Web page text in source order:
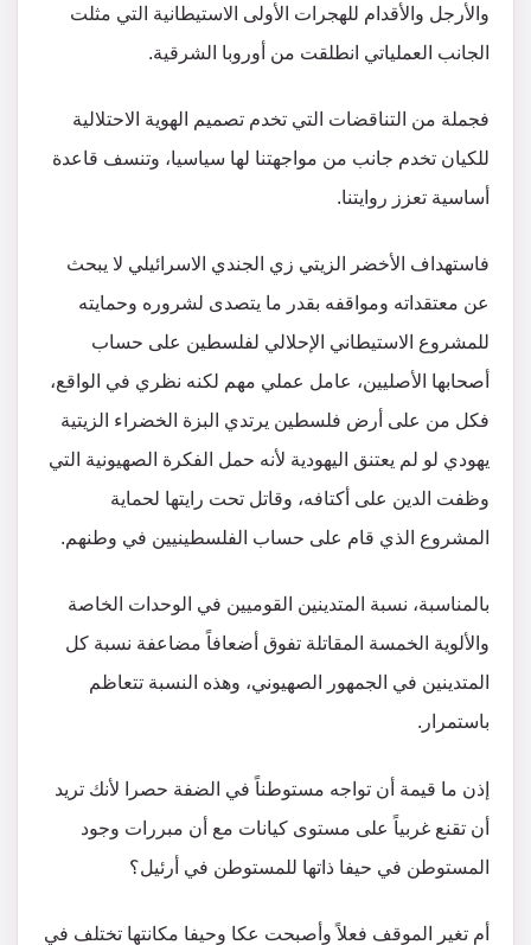
والأرجل والأقدام للهجرات الأولى الاستيطانية التي مثلت
الجانب العملياتي انطلقت من أوروبا الشرقية.
فجملة من التناقضات التي تخدم تصميم الهوية الاحتلالية
للكيان تخدم جانب من مواجهتنا لها سياسيا، وتنسف قاعدة
أساسية تعزز روايتنا.
فاستهداف الأخضر الزيتي زي الجندي الاسرائيلي لا يبحث
عن معتقداته ومواقفه بقدر ما يتصدى لشروره وحمايته
للمشروع الاستيطاني الإحلالي لفلسطين على حساب
أصحابها الأصليين، عامل عملي مهم لكنه نظري في الواقع،
فكل من على أرض فلسطين يرتدي البزة الخضراء الزيتية
يهودي لو لم يعتنق اليهودية لأنه حمل الفكرة الصهيونية التي
وظفت الدين على أكتافه، وقاتل تحت رايتها لحماية
المشروع الذي قام على حساب الفلسطينيين في وطنهم.
بالمناسبة، نسبة المتدينين القوميين في الوحدات الخاصة
والألوية الخمسة المقاتلة تفوق أضعافاً مضاعفة نسبة كل
المتدينين في الجمهور الصهيوني، وهذه النسبة تتعاظم
باستمرار.
إذن ما قيمة أن تواجه مستوطناً في الضفة حصرا لأنك تريد
أن تقنع غربياً على مستوى كيانات مع أن مبررات وجود
المستوطن في حيفا ذاتها للمستوطن في أرئيل؟
أم تغير الموقف فعلاً وأصبحت عكا وحيفا مكانتها تختلف في